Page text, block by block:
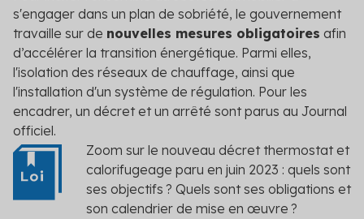
Voir toutes les solutions
Voir toutes nos solutions
s'engager dans un plan de sobriété, le gouvernement
travaille sur de nouvelles mesures obligatoires afin
d’accélérer la transition énergétique. Parmi elles,
l'isolation des réseaux de chauffage, ainsi que
l'installation d'un système de régulation. Pour les
encadrer, un décret et un arrêté sont parus au Journal
officiel.
Zoom sur le nouveau décret thermostat et
calorifugeage paru en juin 2023 : quels sont
ses objectifs ? Quels sont ses obligations et
son calendrier de mise en œuvre ?